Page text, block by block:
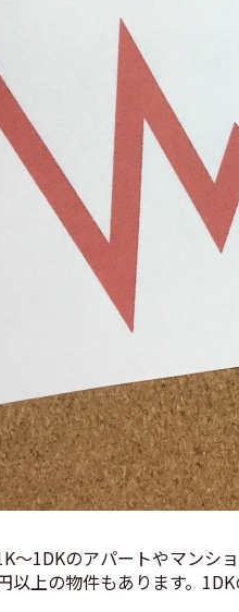
〜1DKのアパートやマンシ
上の物件もあります。